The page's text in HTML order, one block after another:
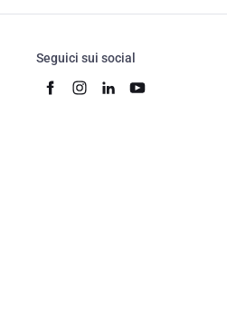
Seguici sui social